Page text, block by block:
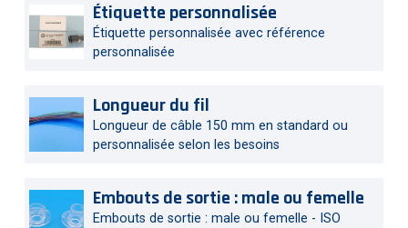
Étiquette personnalisée
Étiquette personnalisée avec référence
personnalisée
Longueur du fil
Longueur de câble 150 mm en standard ou
personnalisée selon les besoins
Embouts de sortie : male ou femelle
Embouts de sortie : male ou femelle - ISO